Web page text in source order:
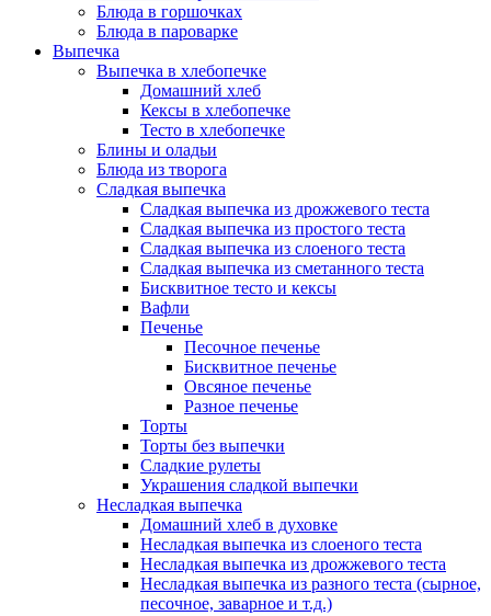
Блюда в горшочках
Блюда в пароварке
Выпечка
Выпечка в хлебопечке
Домашний хлеб
Кексы в хлебопечке
Тесто в хлебопечке
Блины и оладьи
Блюда из творога
Сладкая выпечка
Сладкая выпечка из дрожжевого теста
Сладкая выпечка из простого теста
Сладкая выпечка из слоеного теста
Сладкая выпечка из сметанного теста
Бисквитное тесто и кексы
Вафли
Печенье
Песочное печенье
Бисквитное печенье
Овсяное печенье
Разное печенье
Торты
Торты без выпечки
Сладкие рулеты
Украшения сладкой выпечки
Несладкая выпечка
Домашний хлеб в духовке
Несладкая выпечка из слоеного теста
Несладкая выпечка из дрожжевого теста
Несладкая выпечка из разного теста (сырное,
песочное, заварное и т.д.)